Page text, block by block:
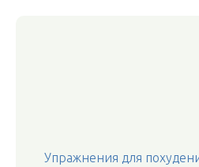
Упражнения для